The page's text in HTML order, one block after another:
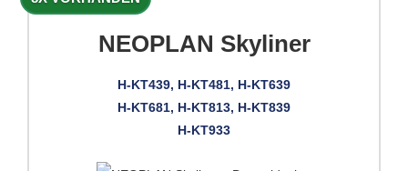
NEOPLAN Skyliner
H-KT439, H-KT481, H-KT639
H-KT681, H-KT813, H-KT839
H-KT933